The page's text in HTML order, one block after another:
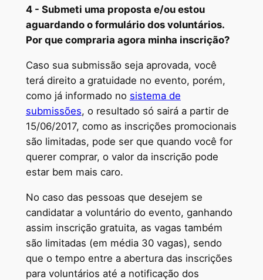
4 - Submeti uma proposta e/ou estou
aguardando o formulário dos voluntários.
Por que compraria agora minha inscrição?
Caso sua submissão seja aprovada, você
terá direito a gratuidade no evento, porém,
como já informado no sistema de
submissões, o resultado só sairá a partir de
15/06/2017, como as inscrições promocionais
são limitadas, pode ser que quando você for
querer comprar, o valor da inscrição pode
estar bem mais caro.
No caso das pessoas que desejem se
candidatar a voluntário do evento, ganhando
assim inscrição gratuita, as vagas também
são limitadas (em média 30 vagas), sendo
que o tempo entre a abertura das inscrições
para voluntários até a notificação dos